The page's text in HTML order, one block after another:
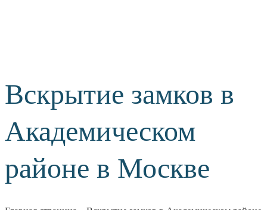
Вскрытие замков в
Академическом
районе в Москве